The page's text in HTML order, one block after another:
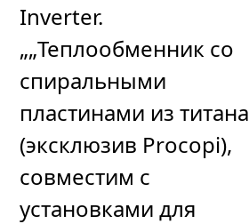
Inverter.
„„Теплообменник со
спиральными
пластинами из титана
(эксклюзив Procopi),
совместим с
установками для